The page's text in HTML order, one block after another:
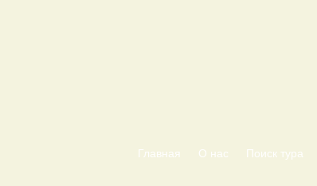
Главная О нас Поиск тура